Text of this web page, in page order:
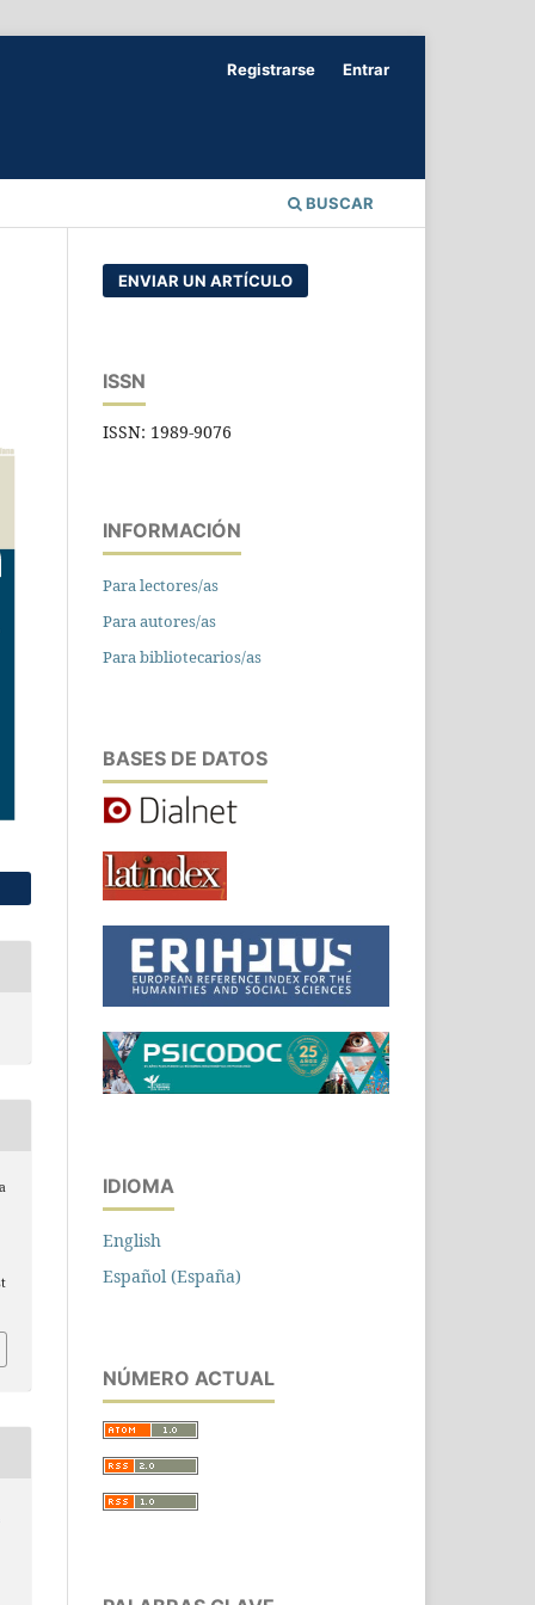
BUSCAR
Registrarse Entrar
ENVIAR UN ARTÍCULO
ISSN
ISSN: 1989-9076
INFORMACIÓN
Para lectores/as
Para autores/as
Para bibliotecarios/as
BASES DE DATOS
IDIOMA
English
Español (España)
NÚMERO ACTUAL